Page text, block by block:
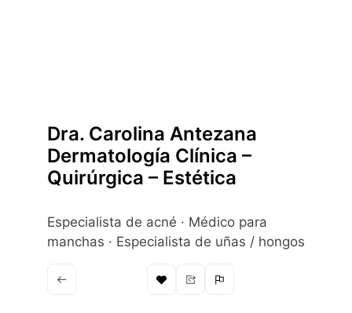
Dra. Carolina Antezana
Dermatología Clínica –
Quirúrgica – Estética
Especialista de acné · Médico para
manchas · Especialista de uñas / hongos